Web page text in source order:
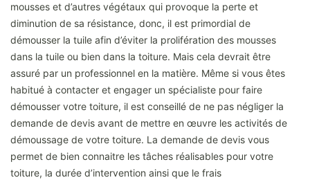
mousses et d’autres végétaux qui provoque la perte et
diminution de sa résistance, donc, il est primordial de
démousser la tuile afin d’éviter la prolifération des mousses
dans la tuile ou bien dans la toiture. Mais cela devrait être
assuré par un professionnel en la matière. Même si vous êtes
habitué à contacter et engager un spécialiste pour faire
démousser votre toiture, il est conseillé de ne pas négliger la
demande de devis avant de mettre en œuvre les activités de
démoussage de votre toiture. La demande de devis vous
permet de bien connaitre les tâches réalisables pour votre
toiture, la durée d’intervention ainsi que le frais